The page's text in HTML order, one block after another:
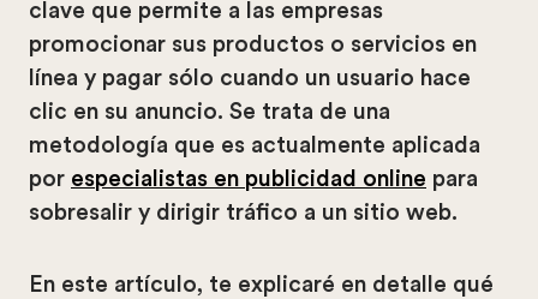
clave que permite a las empresas
promocionar sus productos o servicios en
línea y pagar sólo cuando un usuario hace
clic en su anuncio. Se trata de una
metodología que es actualmente aplicada
por especialistas en publicidad online para
sobresalir y dirigir tráfico a un sitio web.
En este artículo, te explicaré en detalle qué